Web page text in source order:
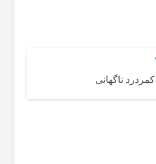
کمردرد ناگهانی